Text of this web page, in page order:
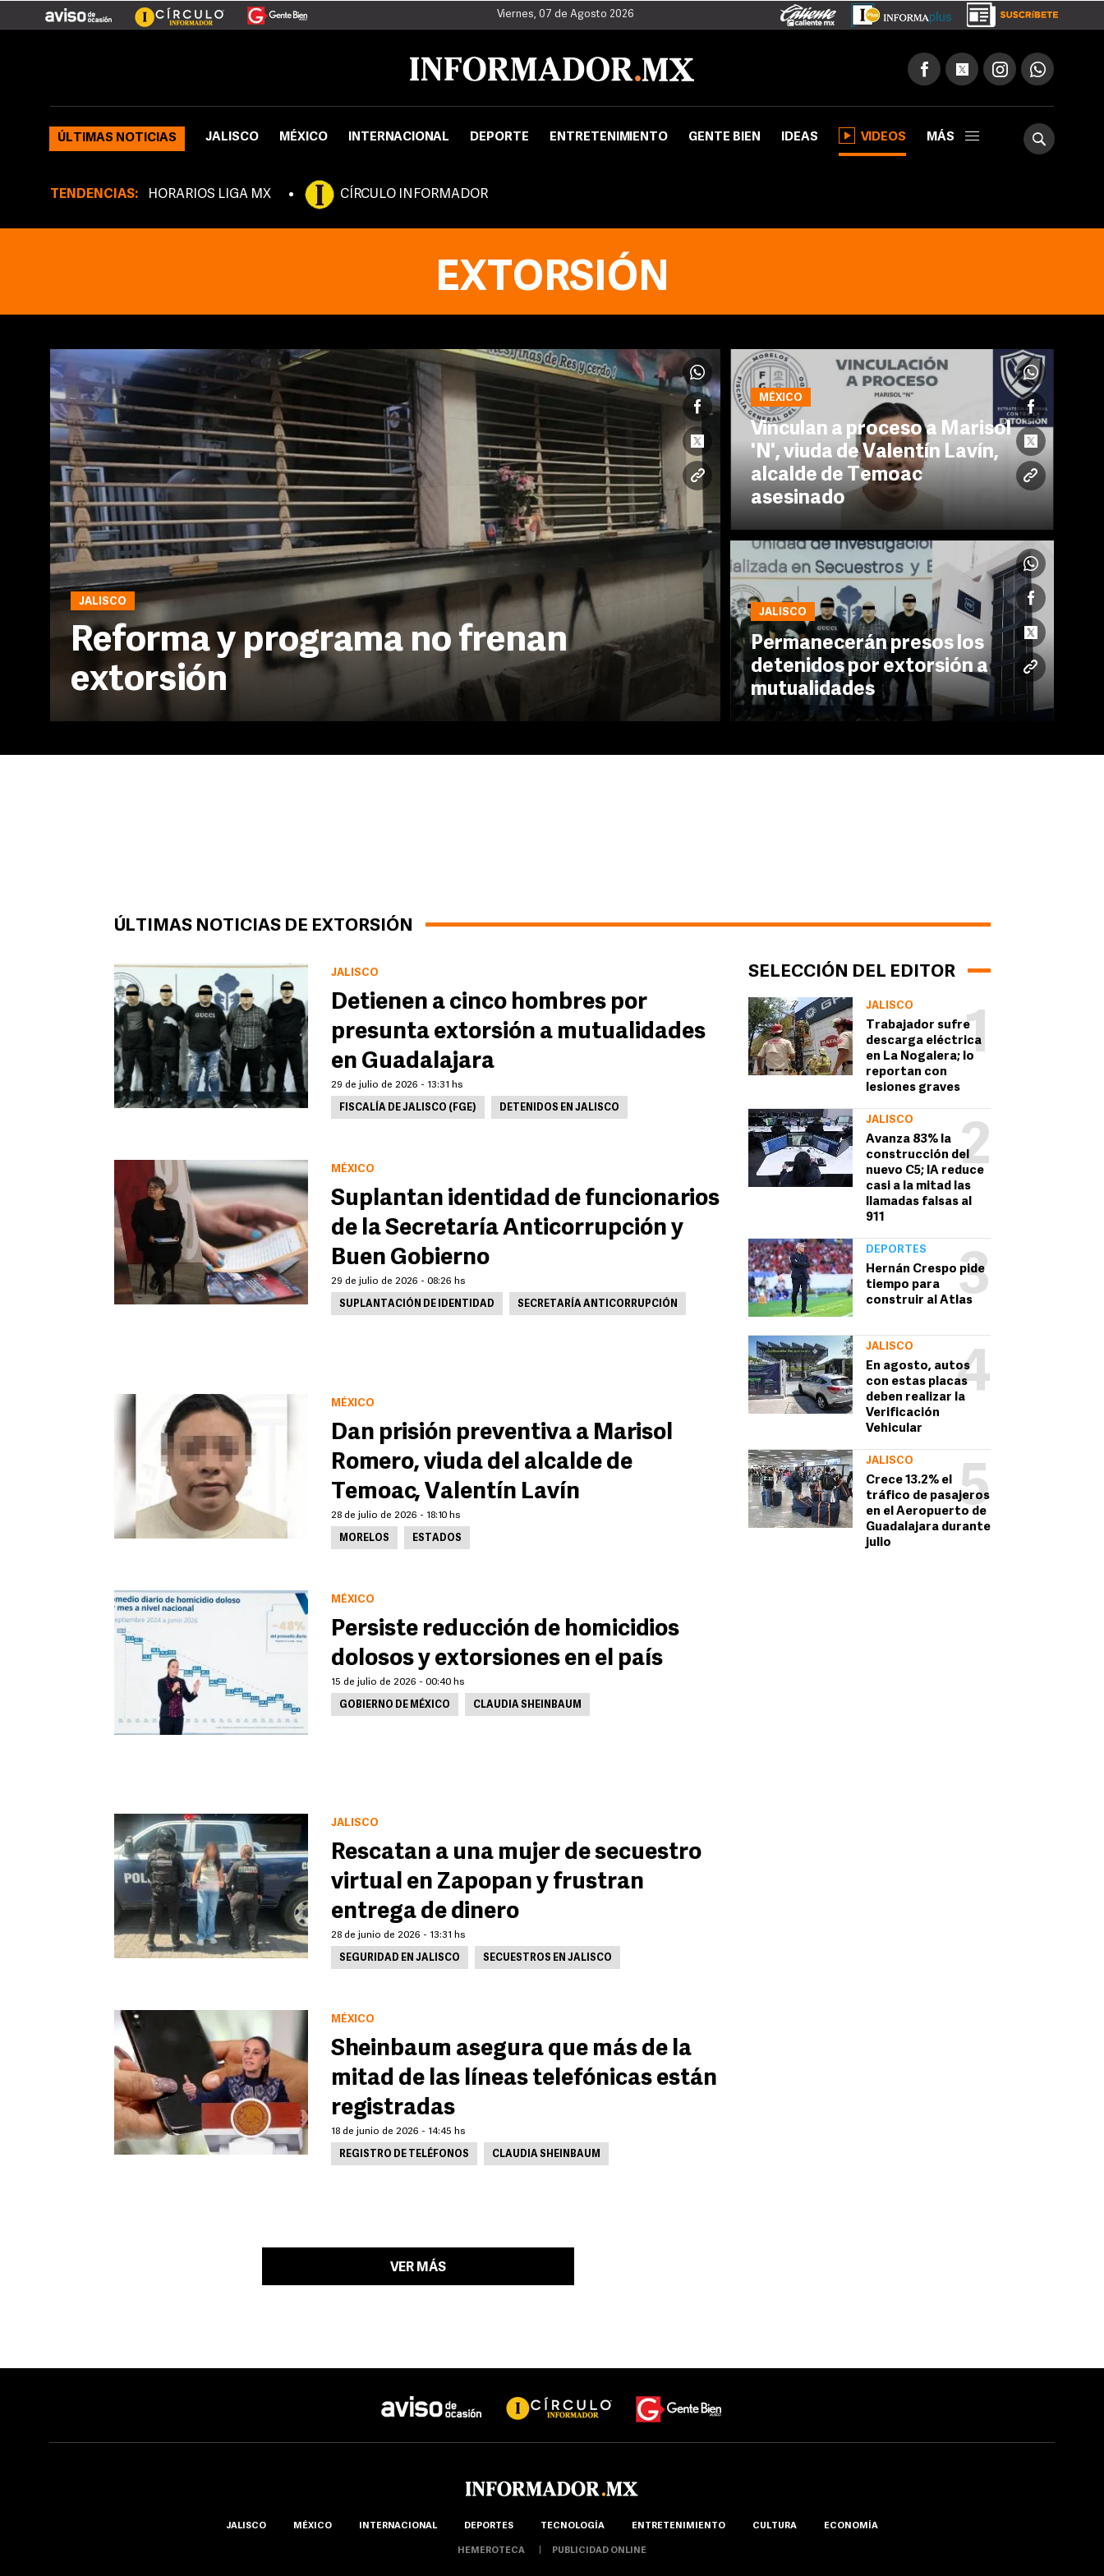
Viernes, 07 de Agosto 2026
ÚLTIMAS NOTICIAS JALISCO MÉXICO INTERNACIONAL DEPORTE ENTRETENIMIENTO GENTE BIEN IDEAS VIDEOS MÁS
TENDENCIAS: HORARIOS LIGA MX CÍRCULO INFORMADOR
EXTORSIÓN
JALISCO
Reforma y programa no frenan
extorsión
MÉXICO
Vinculan a proceso a Marisol
'N', viuda de Valentín Lavín,
alcalde de Temoac
asesinado
JALISCO
Permanecerán presos los
detenidos por extorsión a
mutualidades
ÚLTIMAS NOTICIAS DE EXTORSIÓN
SELECCIÓN DEL EDITOR
1
JALISCO
Trabajador sufre
descarga eléctrica
en La Nogalera; lo
reportan con
lesiones graves
2
JALISCO
Avanza 83% la
construcción del
nuevo C5; IA reduce
casi a la mitad las
llamadas falsas al
911
3
DEPORTES
Hernán Crespo pide
tiempo para
construir al Atlas
4
JALISCO
En agosto, autos
con estas placas
deben realizar la
Verificación
Vehicular
5
JALISCO
Crece 13.2% el
tráfico de pasajeros
en el Aeropuerto de
Guadalajara durante
julio
JALISCO
Detienen a cinco hombres por
presunta extorsión a mutualidades
en Guadalajara
29 de julio de 2026 - 13:31 hs
FISCALÍA DE JALISCO (FGE) DETENIDOS EN JALISCO
MÉXICO
Suplantan identidad de funcionarios
de la Secretaría Anticorrupción y
Buen Gobierno
29 de julio de 2026 - 08:26 hs
SUPLANTACIÓN DE IDENTIDAD SECRETARÍA ANTICORRUPCIÓN
MÉXICO
Dan prisión preventiva a Marisol
Romero, viuda del alcalde de
Temoac, Valentín Lavín
28 de julio de 2026 - 18:10 hs
MORELOS ESTADOS
MÉXICO
Persiste reducción de homicidios
dolosos y extorsiones en el país
15 de julio de 2026 - 00:40 hs
GOBIERNO DE MÉXICO CLAUDIA SHEINBAUM
JALISCO
Rescatan a una mujer de secuestro
virtual en Zapopan y frustran
entrega de dinero
28 de junio de 2026 - 13:31 hs
SEGURIDAD EN JALISCO SECUESTROS EN JALISCO
MÉXICO
Sheinbaum asegura que más de la
mitad de las líneas telefónicas están
registradas
18 de junio de 2026 - 14:45 hs
REGISTRO DE TELÉFONOS CLAUDIA SHEINBAUM
VER MÁS
JALISCO MÉXICO INTERNACIONAL DEPORTES TECNOLOGÍA ENTRETENIMIENTO CULTURA ECONOMÍA
HEMEROTECA PUBLICIDAD ONLINE